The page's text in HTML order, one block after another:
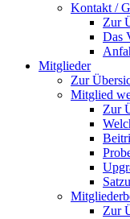
Kontakt /
Zur
Das
Mitglieder
Zur
Mitglied
Zur
Zur